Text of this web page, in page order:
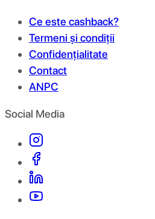
Ce este cashback?
Termeni și condiții
Confidențialitate
Contact
ANPC
Social Media